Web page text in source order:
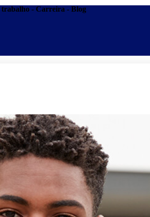
trabalho - Carreira - Blog
Promoções